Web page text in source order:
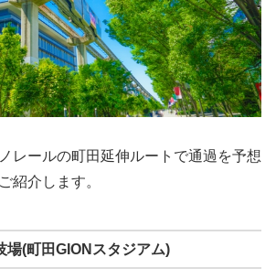
レールの町田延伸ルートで通過を予想
紹介します。
場(町田GIONスタジアム)